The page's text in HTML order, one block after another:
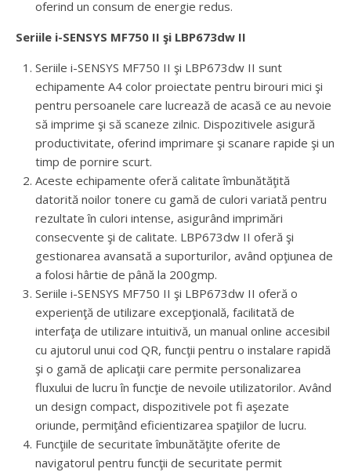
oferind un consum de energie redus.
Seriile i-SENSYS MF750 II şi LBP673dw II
Seriile i-SENSYS MF750 II şi LBP673dw II sunt
echipamente A4 color proiectate pentru birouri mici şi
pentru persoanele care lucrează de acasă ce au nevoie
să imprime şi să scaneze zilnic. Dispozitivele asigură
productivitate, oferind imprimare şi scanare rapide şi un
timp de pornire scurt.
Aceste echipamente oferă calitate îmbunătăţită
datorită noilor tonere cu gamă de culori variată pentru
rezultate în culori intense, asigurând imprimări
consecvente şi de calitate. LBP673dw II oferă şi
gestionarea avansată a suporturilor, având opţiunea de
a folosi hârtie de până la 200gmp.
Seriile i-SENSYS MF750 II şi LBP673dw II oferă o
experienţă de utilizare excepţională, facilitată de
interfaţa de utilizare intuitivă, un manual online accesibil
cu ajutorul unui cod QR, funcţii pentru o instalare rapidă
şi o gamă de aplicaţii care permite personalizarea
fluxului de lucru în funcţie de nevoile utilizatorilor. Având
un design compact, dispozitivele pot fi aşezate
oriunde, permiţând eficientizarea spaţiilor de lucru.
Funcţiile de securitate îmbunătăţite oferite de
navigatorul pentru funcţii de securitate permit